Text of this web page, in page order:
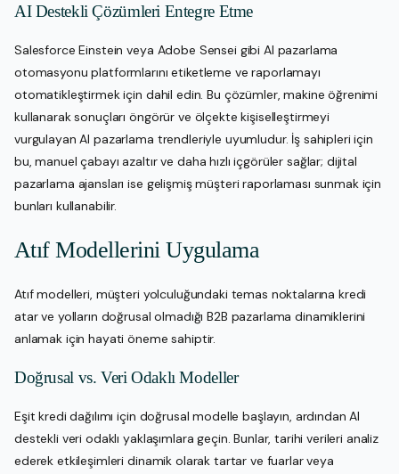
AI Destekli Çözümleri Entegre Etme
Salesforce Einstein veya Adobe Sensei gibi AI pazarlama
otomasyonu platformlarını etiketleme ve raporlamayı
otomatikleştirmek için dahil edin. Bu çözümler, makine öğrenimi
kullanarak sonuçları öngörür ve ölçekte kişiselleştirmeyi
vurgulayan AI pazarlama trendleriyle uyumludur. İş sahipleri için
bu, manuel çabayı azaltır ve daha hızlı içgörüler sağlar; dijital
pazarlama ajansları ise gelişmiş müşteri raporlaması sunmak için
bunları kullanabilir.
Atıf Modellerini Uygulama
Atıf modelleri, müşteri yolculuğundaki temas noktalarına kredi
atar ve yolların doğrusal olmadığı B2B pazarlama dinamiklerini
anlamak için hayati öneme sahiptir.
Doğrusal vs. Veri Odaklı Modeller
Eşit kredi dağılımı için doğrusal modelle başlayın, ardından AI
destekli veri odaklı yaklaşımlara geçin. Bunlar, tarihi verileri analiz
ederek etkileşimleri dinamik olarak tartar ve fuarlar veya